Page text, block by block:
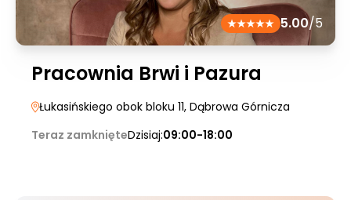
5.00/5
Pracownia Brwi i Pazura
Łukasińskiego obok bloku 11, Dąbrowa Górnicza
Teraz zamknięteDzisiaj:09:00-18:00